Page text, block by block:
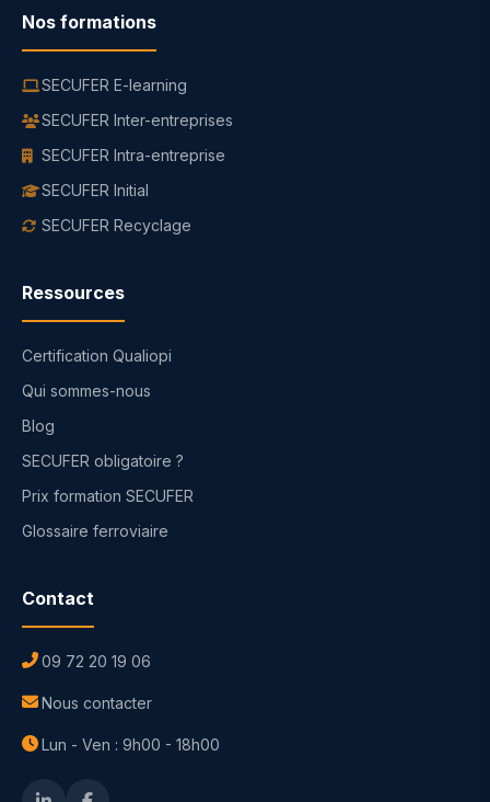
Nos formations
SECUFER E-learning
SECUFER Inter-entreprises
SECUFER Intra-entreprise
SECUFER Initial
SECUFER Recyclage
Ressources
Certification Qualiopi
Qui sommes-nous
Blog
SECUFER obligatoire ?
Prix formation SECUFER
Glossaire ferroviaire
Contact
09 72 20 19 06
Nous contacter
Lun - Ven : 9h00 - 18h00